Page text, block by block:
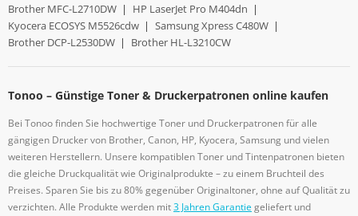
Brother MFC-L2710DW | HP LaserJet Pro M404dn |
Kyocera ECOSYS M5526cdw | Samsung Xpress C480W |
Brother DCP-L2530DW | Brother HL-L3210CW
Tonoo – Günstige Toner & Druckerpatronen online kaufen
Bei Tonoo finden Sie hochwertige Toner und Druckerpatronen für alle
gängigen Drucker von Brother, Canon, HP, Kyocera, Samsung und vielen
weiteren Herstellern. Unsere kompatiblen Toner und Tintenpatronen bieten
die gleiche Druckqualität wie Originalprodukte – zu einem Bruchteil des
Preises. Sparen Sie bis zu 80% gegenüber Originaltoner, ohne auf Qualität zu
verzichten. Alle Produkte werden mit3 Jahren Garantiegeliefert und